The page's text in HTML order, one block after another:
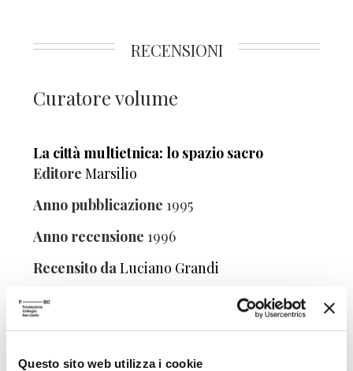
Questo sito web utilizza i cookie
RECENSIONI
Curatore volume
La città multietnica: lo spazio sacro
Editore Marsilio
Anno pubblicazione 1995
Anno recensione 1996
Recensito daLuciano Grandi